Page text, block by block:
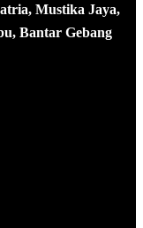
Mustika Jaya,
Bantar Gebang